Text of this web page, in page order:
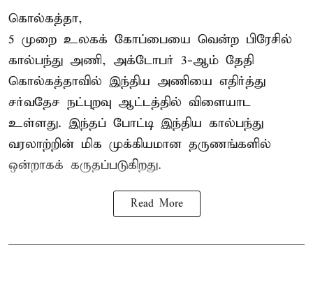
கொல்கத்தா,
5 முறை உலகக் கோப்பையை வென்ற பிரேசில்
கால்பந்து அணி, அக்டோபர் 3-ஆம் தேதி
கொல்கத்தாவில் இந்திய அணியை எதிர்த்து
சர்வதேச நட்புறவு ஆட்டத்தில் விளையாட
உள்ளது. இந்தப் போட்டி இந்திய கால்பந்து
வரலாற்றின் மிக முக்கியமான தருணங்களில்
ஒன்றாகக் கருதப்படுகிறது.
Read More